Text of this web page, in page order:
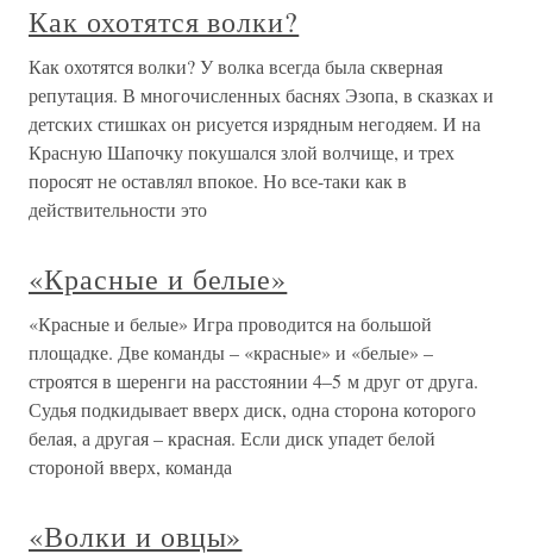
Как охотятся волки?
Как охотятся волки? У волка всегда была скверная
репутация. В многочисленных баснях Эзопа, в сказках и
детских стишках он рисуется изрядным негодяем. И на
Красную Шапочку покушался злой волчище, и трех
поросят не оставлял впокое. Но все-таки как в
действительности это
«Красные и белые»
«Красные и белые» Игра проводится на большой
площадке. Две команды – «красные» и «белые» –
строятся в шеренги на расстоянии 4–5 м друг от друга.
Судья подкидывает вверх диск, одна сторона которого
белая, а другая – красная. Если диск упадет белой
стороной вверх, команда
«Волки и овцы»